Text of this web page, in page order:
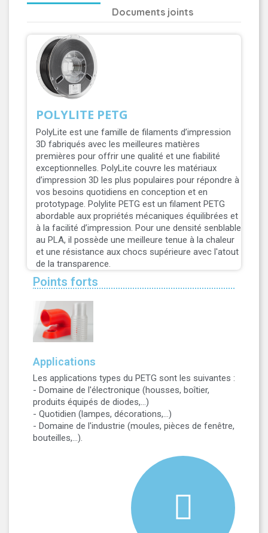
Documents joints
POLYLITE PETG
PolyLite est une famille de filaments d’impression
3D fabriqués avec les meilleures matières
premières pour offrir une qualité et une fiabilité
exceptionnelles. PolyLite couvre les matériaux
d’impression 3D les plus populaires pour répondre à
vos besoins quotidiens en conception et en
prototypage. Polylite PETG est un filament PETG
abordable aux propriétés mécaniques équilibrées et
à la facilité d’impression. Pour une densité senblable
au PLA, il possède une meilleure tenue à la chaleur
et une résistance aux chocs supérieure avec l'atout
de la transparence.
Points forts
Applications
Les applications types du PETG sont les suivantes :
- Domaine de l'électronique (housses, boîtier,
produits équipés de diodes,...)
- Quotidien (lampes, décorations,...)
- Domaine de l'industrie (moules, pièces de fenêtre,
bouteilles,...).